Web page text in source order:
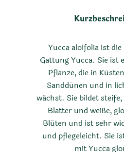
Yucca aloifolia ist
Gattung Yucca. Sie ist
Pflanze, die in
Sanddünen und in
wächst. Sie bildet
Blätter und weiße,
Blüten und ist sehr
und pflegeleicht. Sie
mit Yucca